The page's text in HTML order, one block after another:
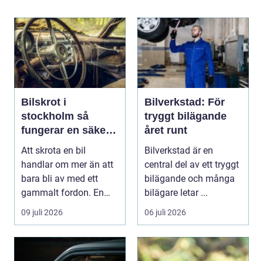
Bilskrot i
stockholm så
fungerar en säker
och miljövänlig
skrotning
Att skrota en bil
handlar om mer än att
bara bli av med ett
gammalt fordon. En
genomtänkt skrotning
09 juli 2026
Bilverkstad: För
tryggt bilägande
året runt
Bilverkstad är en
central del av ett tryggt
bilägande och många
bilägare letar ...
06 juli 2026